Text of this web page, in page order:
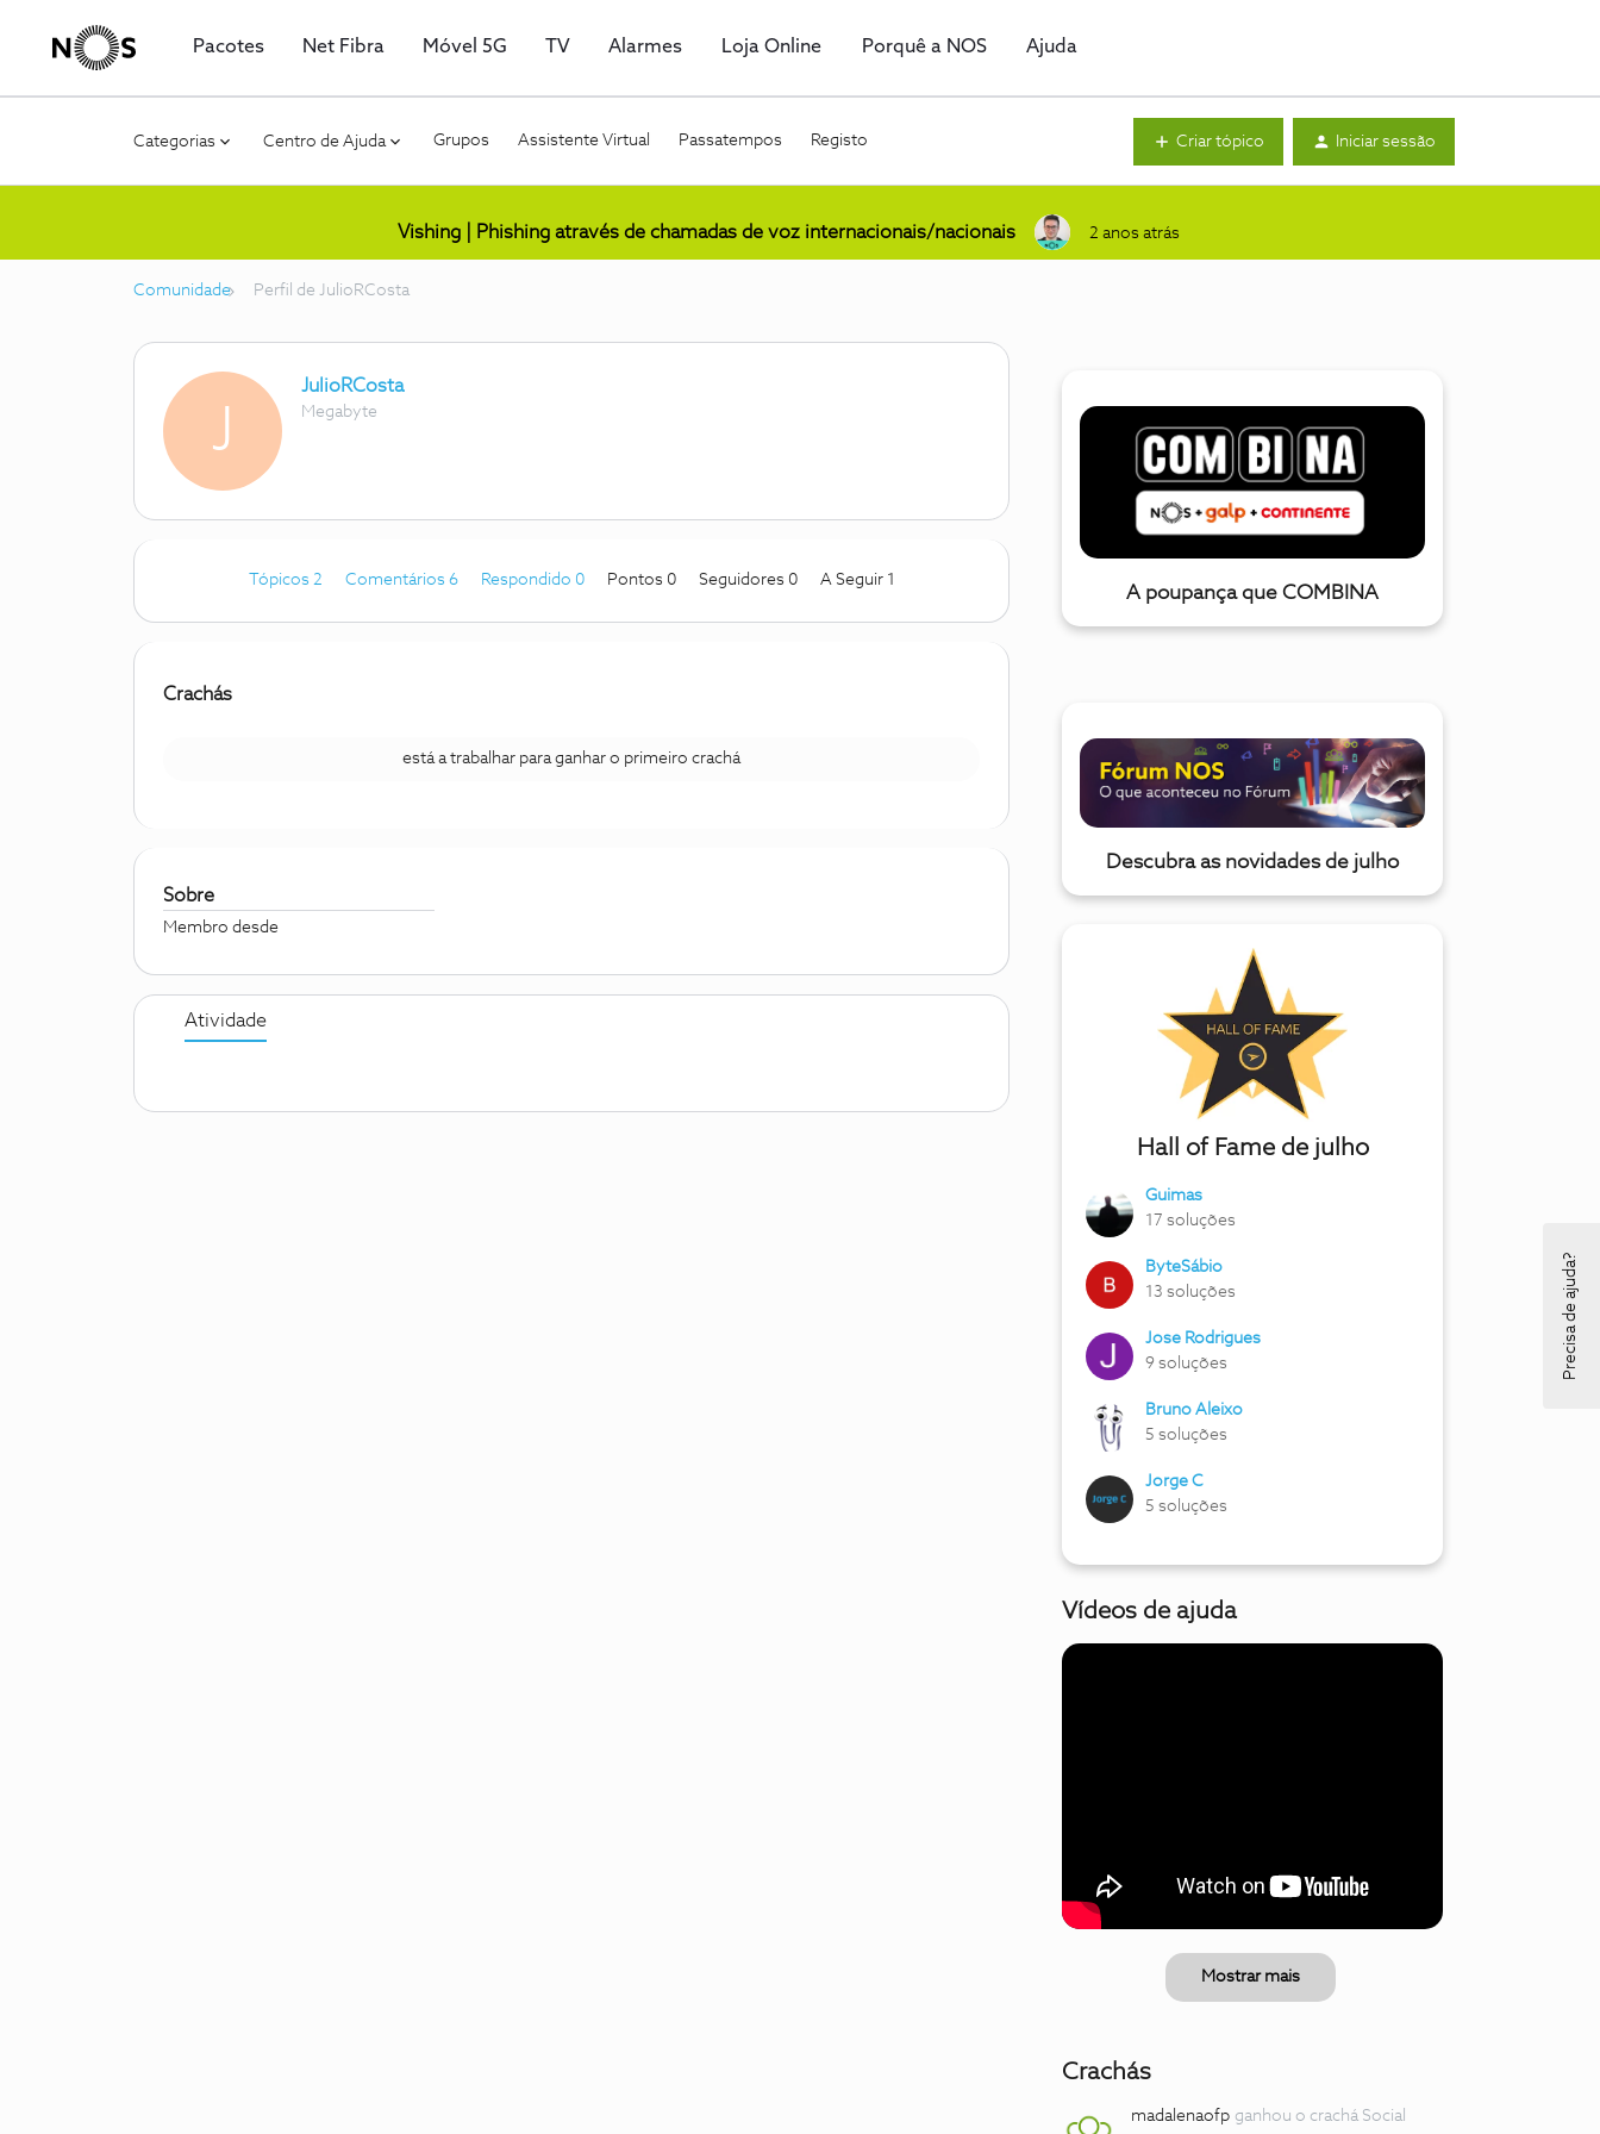
Pacotes Net Fibra Móvel 5G TV Alarmes Loja Online Porquê a NOS Ajuda
Categorias Centro de Ajuda Grupos Assistente Virtual Passatempos Registo Criar tópico Iniciar sessão
Vishing | Phishing através de chamadas de voz internacionais/nacionais 2 anos atrás
Comunidade Perfil de JulioRCosta
J
JulioRCosta
Megabyte
Tópicos 2 Comentários 6 Respondido 0 Pontos 0 Seguidores 0 A Seguir 1
Crachás
está a trabalhar para ganhar o primeiro crachá
Sobre
Membro desde
Atividade
A poupança que COMBINA
Descubra as novidades de julho
Hall of Fame de julho
Guimas
17 soluções
ByteSábio
13 soluções
Jose Rodrigues
9 soluções
Bruno Aleixo
5 soluções
Jorge C
5 soluções
Vídeos de ajuda
Mostrar mais
Crachás
madalenaofp ganhou o crachá Social
Precisa de ajuda?